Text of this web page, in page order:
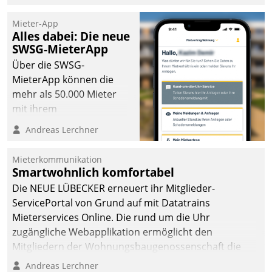
Mieter-App
Alles dabei: Die neue
SWSG-MieterApp
Über die SWSG-
MieterApp können die
mehr als 50.000 Mieter
mit ihrem
Wohnungsunternehmen
kommunizieren, auf dem
einsehen und ändern
oder
Schadensmeldungen
abgeben – rund um die
Uhr.
Andreas Lerchner
Mieterkommunikation
Smartwohnlich komfortabel
Die NEUE LÜBECKER erneuert ihr Mitglieder-
ServicePortal von Grund auf mit Datatrains
Mieterservices Online. Die rund um die Uhr
zugängliche Webapplikation ermöglicht den
Mitgliedern der Wohnungs­bau­genossenschaft die
Kontaktaufnahme per Smartphone, Tablet oder PC.
Andreas Lerchner